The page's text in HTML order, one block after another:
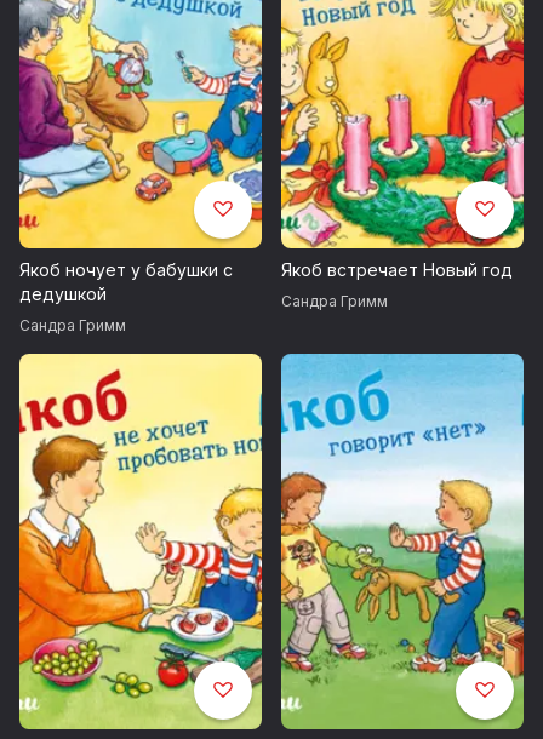
Якоб ночует у бабушки с
дедушкой
Сандра Гримм
Якоб встречает Новый год
Сандра Гримм